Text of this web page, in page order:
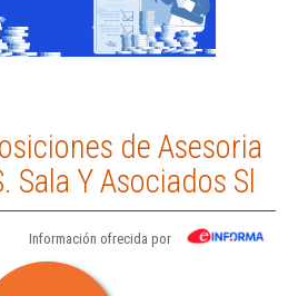
de Asesoria
Sala Y Asociados Sl
Información ofrecida por